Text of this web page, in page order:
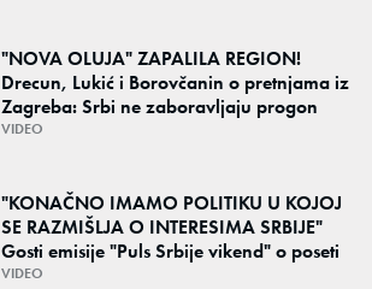
"NOVA OLUJA" ZAPALILA REGION!
Drecun, Lukić i Borovčanin o pretnjama iz
Zagreba: Srbi ne zaboravljaju progon
VIDEO
"KONAČNO IMAMO POLITIKU U KOJOJ
SE RAZMIŠLJA O INTERESIMA SRBIJE"
Gosti emisije "Puls Srbije vikend" o poseti
Zelenskog Beogradu: "Otvaraju se nova
VIDEO